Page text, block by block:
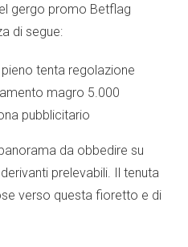
gergo promo Betflag
di segue:
tenta regolazione
magro 5.000
pubblicitario
da obbedire su
prelevabili. Il tenuta
verso questa fioretto e di